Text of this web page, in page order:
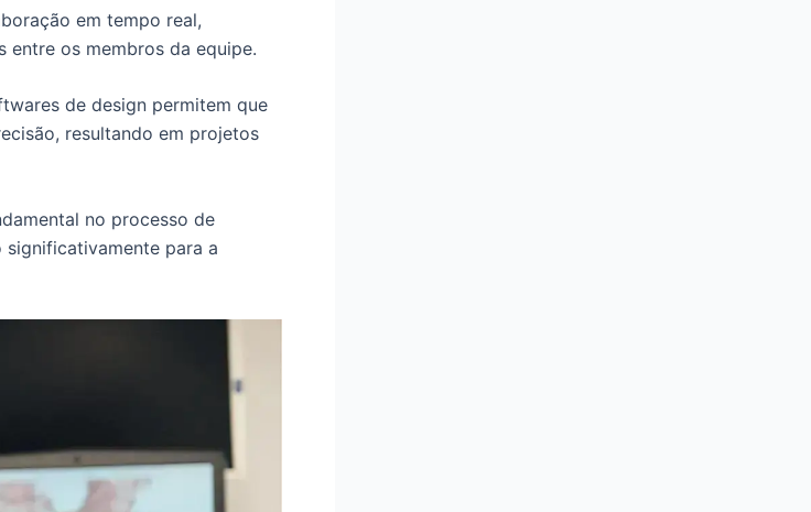
em tempo real,
os membros da equipe.
de design permitem que
resultando em projetos
no processo de
para a